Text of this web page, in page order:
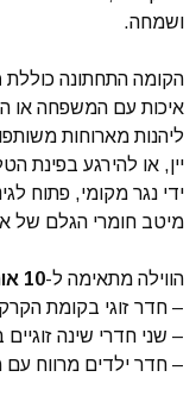
ושמחה.
הקומה התחתונה כוללת
איכות עם המשפחה או
ליהנות מארוחות
יין, או להירגע בפינת
ידי נגר מקומי, פתוח
מיטב חומרי הגלם של
הווילה מתאימה ל-10 אורחים
– חדר זוגי בקומת
– שני חדרי שינה
– חדר ילדים מרווח עם